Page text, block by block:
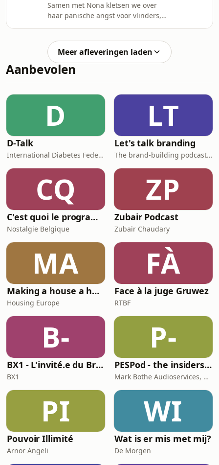
Samen met Nona kletsen we over
haar panische angst voor vlinders,
verbannen uit de moose bar, haar DJ
carrière en veel meer!
Meer afleveringen laden
Aanbevolen
D
D-Talk
International Diabetes Federation
LT
Let's talk branding
The brand-building podcast by Stef Hamerlinck
CQ
C'est quoi le programme au cinéma ?
Nostalgie Belgique
ZP
Zubair Podcast
Zubair Chaudary
MA
Making a house a home
Housing Europe
FÀ
Face à la juge Gruwez
RTBF
B-
BX1 - L'invité.e du Brunch
BX1
P-
PESPod - the insiders' guide to the EU labour market
Mark Bothe Audioservices, European PES Network, David Poyser
PI
Pouvoir Illimité
Arnor Angeli
WI
Wat is er mis met mij?
De Morgen